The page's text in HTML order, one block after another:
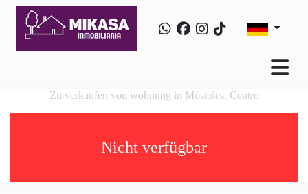
Zu verkaufen von wohnung in Móstoles, Centro
Nicht verfügbar